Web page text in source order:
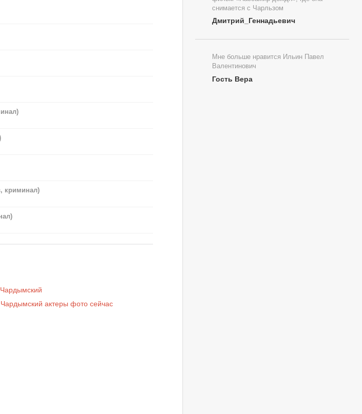
криминал)
снимается с Чарльзом
Дмитрий_Геннадьевич
Мне больше нравится Ильин Павел
Валентинович
Гость Вера